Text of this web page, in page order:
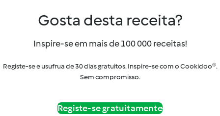
Gosta desta receita?
Inspire-se em mais de 100 000 receitas!
Registe-se e usufrua de 30 dias gratuitos. Inspire-se com o Cookidoo®.
Sem compromisso.
Registe-se gratuitamente